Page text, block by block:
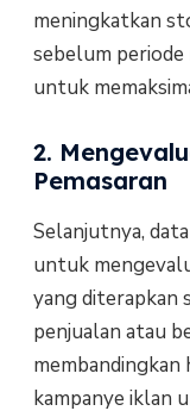
meningkatkan
sebelum
untuk
2.
Pemasaran
Selanjutnya,
untuk
yang diterapkan
penjualan atau
membandingkan
kampanye iklan